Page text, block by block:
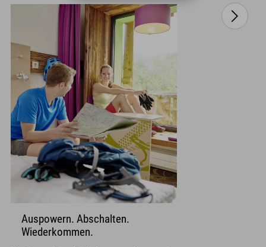
Auspowern. Abschalten.
Wiederkommen.